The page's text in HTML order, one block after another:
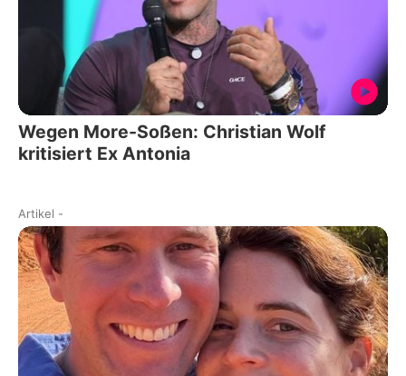
Wegen More-Soßen: Christian Wolf
kritisiert Ex Antonia
Artikel -